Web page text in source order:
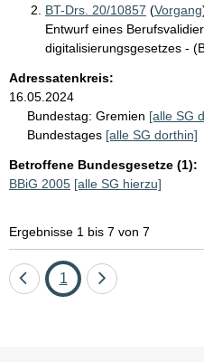
BT-Drs. 20/10857 (Vorgang
Entwurf eines
digitalisierungsgesetzes -
Adressatenkreis:
16.05.2024
Bundestag: Gremien [alle SG
Bundestages [alle SG dorthin]
Betroffene Bundesgesetze (1):
BBiG 2005 [alle SG hierzu]
Ergebnisse 1 bis 7 von 7
EineSeite
1
Eine